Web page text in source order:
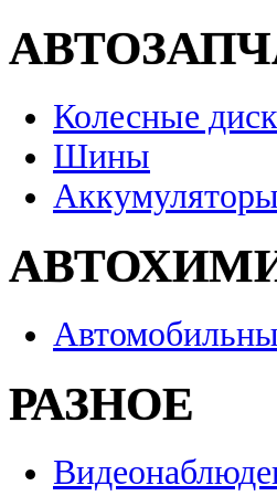
Колесные
Шины
Аккумуляторы
РАЗНОЕ